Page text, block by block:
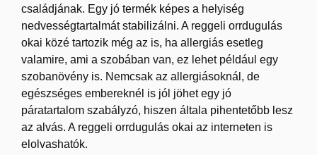
családjának. Egy jó termék képes a helyiség
nedvességtartalmát stabilizálni. A reggeli orrdugulás
okai közé tartozik még az is, ha allergiás esetleg
valamire, ami a szobában van, ez lehet például egy
szobanövény is. Nemcsak az allergiásoknál, de
egészséges embereknél is jól jöhet egy jó
páratartalom szabályzó, hiszen általa pihentetőbb lesz
az alvás. A reggeli orrdugulás okai az interneten is
elolvashatók.